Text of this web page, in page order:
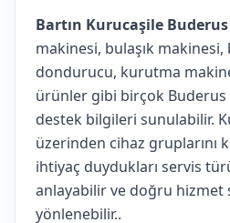
Bartın Kurucaşile
makinesi, bulaşık makinesi,
dondurucu, kurutma
ürünler gibi birçok Buderus
destek bilgileri sunulabilir.
üzerinden cihaz gruplarını
ihtiyaç duydukları servis
anlayabilir ve doğru hizmet
yönlenebilir..